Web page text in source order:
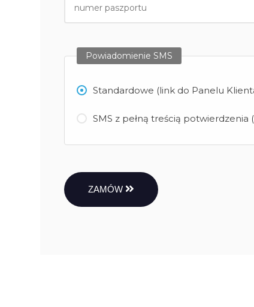
Powiadomienie SMS
Standardowe (link do Panelu
SMS z pełną treścią
ZAMÓW